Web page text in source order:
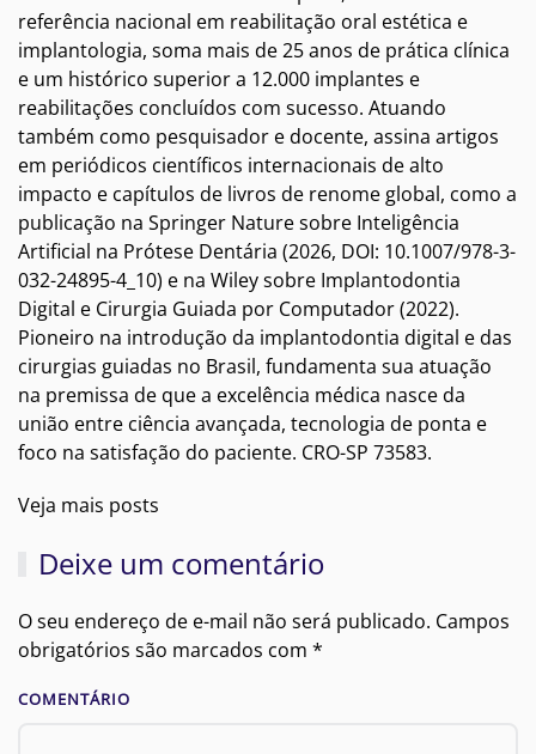
referência nacional em reabilitação oral estética e
implantologia, soma mais de 25 anos de prática clínica
e um histórico superior a 12.000 implantes e
reabilitações concluídos com sucesso. Atuando
também como pesquisador e docente, assina artigos
em periódicos científicos internacionais de alto
impacto e capítulos de livros de renome global, como a
publicação na Springer Nature sobre Inteligência
Artificial na Prótese Dentária (2026, DOI: 10.1007/978-3-
032-24895-4_10) e na Wiley sobre Implantodontia
Digital e Cirurgia Guiada por Computador (2022).
Pioneiro na introdução da implantodontia digital e das
cirurgias guiadas no Brasil, fundamenta sua atuação
na premissa de que a excelência médica nasce da
união entre ciência avançada, tecnologia de ponta e
foco na satisfação do paciente. CRO-SP 73583.
Veja mais posts
Deixe um comentário
O seu endereço de e-mail não será publicado. Campos
obrigatórios são marcados com *
COMENTÁRIO